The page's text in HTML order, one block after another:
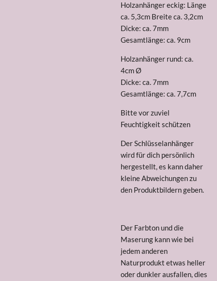
Holzanhänger eckig: Länge
ca. 5,3cm Breite ca. 3,2cm
Dicke: ca. 7mm
Gesamtlänge: ca. 9cm
Holzanhänger rund: ca.
4cm Ø
Dicke: ca. 7mm
Gesamtlänge: ca. 7,7cm
Bitte vor zuviel
Feuchtigkeit schützen
Der Schlüsselanhänger
wird für dich persönlich
hergestellt, es kann daher
kleine Abweichungen zu
den Produktbildern geben.
Der Farbton und die
Maserung kann wie bei
jedem anderen
Naturprodukt etwas heller
oder dunkler ausfallen, dies